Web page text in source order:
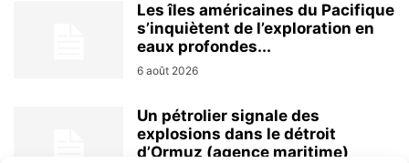
Les îles américaines du Pacifique
s’inquiètent de l’exploration en
eaux profondes...
6 août 2026
Un pétrolier signale des
explosions dans le détroit
d’Ormuz (agence maritime)